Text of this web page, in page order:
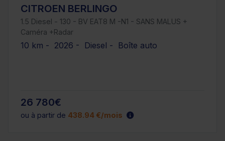
CITROEN BERLINGO
1.5 Diesel - 130 - BV EAT8 M -N1 - SANS MALUS +
Caméra +Radar
10 km - 2026 - Diesel - Boîte auto
26 780€
ou à partir de 438.94 €/mois